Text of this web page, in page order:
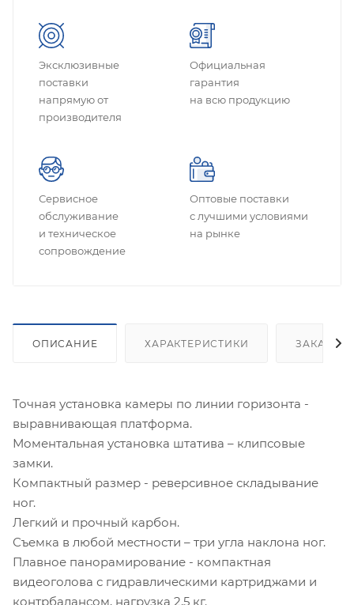
Эксклюзивные
поставки
напрямую от
производителя
Официальная
гарантия
на всю продукцию
Сервисное
обслуживание
и техническое
сопровождение
Оптовые поставки
с лучшими условиями
на рынке
ОПИСАНИЕ ХАРАКТЕРИСТИКИ
Точная установка камеры по линии горизонта -
выравнивающая платформа.
Моментальная установка штатива – клипсовые
замки.
Компактный размер - реверсивное складывание
ног.
Легкий и прочный карбон.
Съемка в любой местности – три угла наклона ног.
Плавное панорамирование - компактная
видеоголова с гидравлическими картриджами и
контрбалансом, нагрузка 2,5 кг.